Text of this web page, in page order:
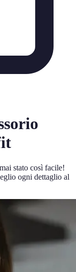
stato così facile!
ogni dettaglio al